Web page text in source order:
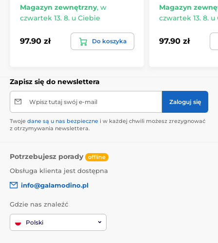
Magazyn zewnętrzny, w
czwartek 13. 8. u Ciebie
97.90 zł Do koszyka
Magazyn
czwartek 13. 8. u
97.90 zł
Zapisz się do newslettera
Wpisz tutaj swój e-mail Zaloguj się
Twoje dane są u nas bezpieczne i w każdej chwili możesz zrezygnować
z otrzymywania newslettera.
Potrzebujesz porady offline
Obsługa klienta jest dostępna
info@galamodino.pl
Gdzie nas znaleźć
Polski